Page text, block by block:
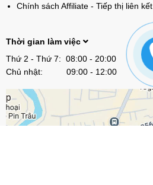
Chính sách Affiliate - Tiếp thị liên kết
Thời gian làm việc
Thứ 2 - Thứ 7: 08:00 - 20:00
Chủ nhật: 09:00 - 12:00